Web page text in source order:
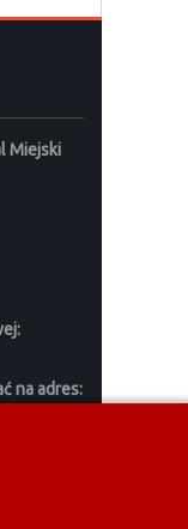
Miejski
na adres: